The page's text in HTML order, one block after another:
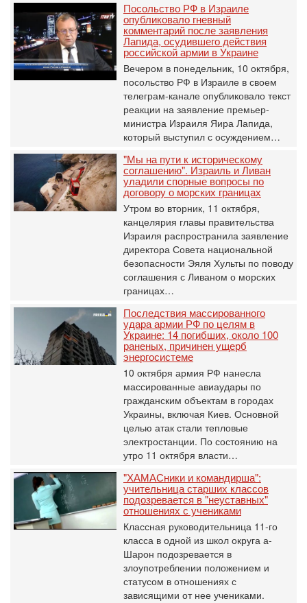
Посольство РФ в Израиле
опубликовало гневный
комментарий после заявления
Лапида, осудившего действия
российской армии в Украине
Вечером в понедельник, 10 октября,
посольство РФ в Израиле в своем
телеграм-канале опубликовало текст
реакции на заявление премьер-
министра Израиля Яира Лапида,
который выступил с осуждением…
"Мы на пути к историческому
соглашению". Израиль и Ливан
уладили спорные вопросы по
договору о морских границах
Утром во вторник, 11 октября,
канцелярия главы правительства
Израиля распространила заявление
директора Совета национальной
безопасности Эяля Хульты по поводу
соглашения с Ливаном о морских
границах…
Последствия массированного
удара армии РФ по целям в
Украине: 14 погибших, около 100
раненых, причинен ущерб
энергосистеме
10 октября армия РФ нанесла
массированные авиаудары по
гражданским объектам в городах
Украины, включая Киев. Основной
целью атак стали тепловые
электростанции. По состоянию на
утро 11 октября власти…
"ХАМАСники и командирша":
учительница старших классов
подозревается в "неуставных"
отношениях с учениками
Классная руководительница 11-го
класса в одной из школ округа а-
Шарон подозревается в
злоупотреблении положением и
статусом в отношениях с
зависящими от нее учениками.